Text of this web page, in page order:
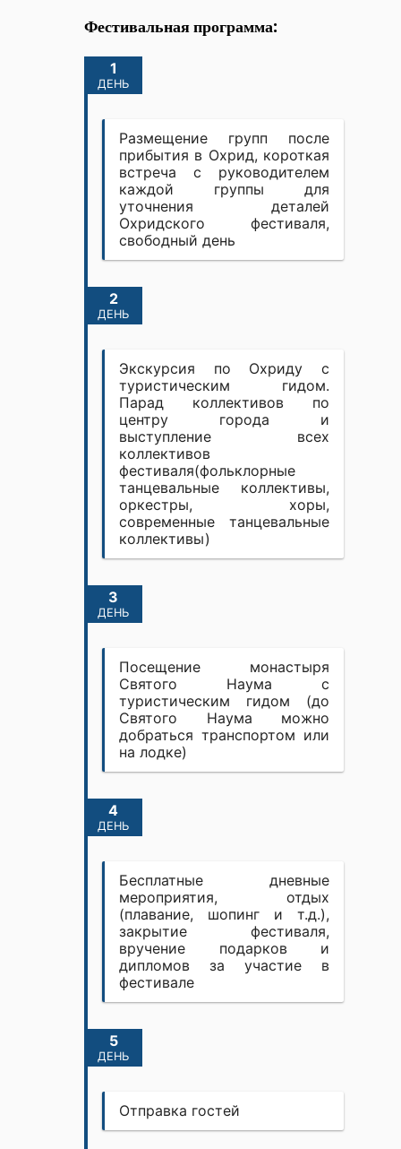
Фестивальная программа:
1
ДЕНЬ
Размещение групп после
прибытия в Охрид, короткая
встреча с руководителем
каждой группы для
уточнения деталей
Охридского фестиваля,
свободный день
2
ДЕНЬ
Экскурсия по Охриду с
туристическим гидом.
Парад коллективов по
центру города и
выступление всех
коллективов
фестиваля(фольклорные
танцевальные коллективы,
оркестры, хоры,
современные танцевальные
коллективы)
3
ДЕНЬ
Посещение монастыря
Святого Наума с
туристическим гидом (до
Святого Наума можно
добраться транспортом или
на лодке)
4
ДЕНЬ
Бесплатные дневные
мероприятия, отдых
(плавание, шопинг и т.д.),
закрытие фестиваля,
вручение подарков и
дипломов за участие в
фестивале
5
ДЕНЬ
Отправка гостей